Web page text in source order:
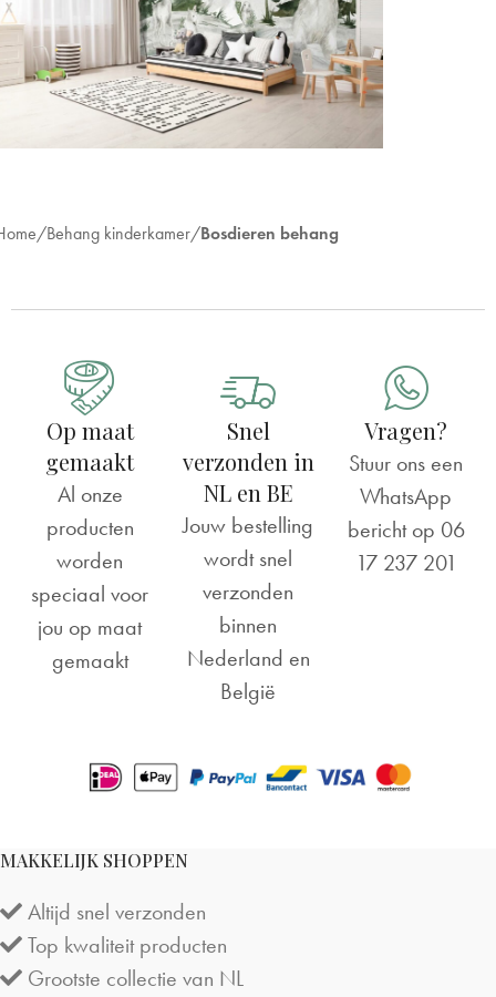
Behang kinderkamer Bosdieren behang
Op maat
gemaakt
Al onze
producten
worden
speciaal voor
jou op maat
gemaakt
Snel
verzonden in
NL en BE
Jouw bestelling
wordt snel
verzonden
binnen
Nederland en
België
Vragen?
Stuur ons een
WhatsApp
bericht op 06
17 237 201
MAKKELIJK SHOPPEN
Altijd snel verzonden
Top kwaliteit producten
Grootste collectie van NL